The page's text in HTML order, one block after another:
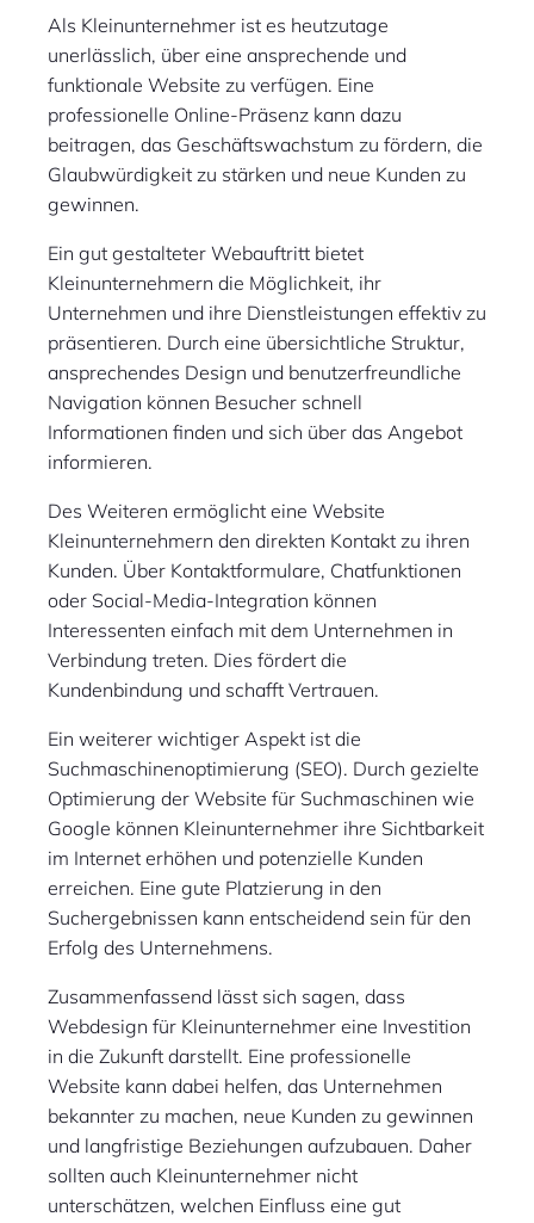
Als Kleinunternehmer ist es heutzutage
unerlässlich, über eine ansprechende und
funktionale Website zu verfügen. Eine
professionelle Online-Präsenz kann dazu
beitragen, das Geschäftswachstum zu fördern, die
Glaubwürdigkeit zu stärken und neue Kunden zu
gewinnen.
Ein gut gestalteter Webauftritt bietet
Kleinunternehmern die Möglichkeit, ihr
Unternehmen und ihre Dienstleistungen effektiv zu
präsentieren. Durch eine übersichtliche Struktur,
ansprechendes Design und benutzerfreundliche
Navigation können Besucher schnell
Informationen finden und sich über das Angebot
informieren.
Des Weiteren ermöglicht eine Website
Kleinunternehmern den direkten Kontakt zu ihren
Kunden. Über Kontaktformulare, Chatfunktionen
oder Social-Media-Integration können
Interessenten einfach mit dem Unternehmen in
Verbindung treten. Dies fördert die
Kundenbindung und schafft Vertrauen.
Ein weiterer wichtiger Aspekt ist die
Suchmaschinenoptimierung (SEO). Durch gezielte
Optimierung der Website für Suchmaschinen wie
Google können Kleinunternehmer ihre Sichtbarkeit
im Internet erhöhen und potenzielle Kunden
erreichen. Eine gute Platzierung in den
Suchergebnissen kann entscheidend sein für den
Erfolg des Unternehmens.
Zusammenfassend lässt sich sagen, dass
Webdesign für Kleinunternehmer eine Investition
in die Zukunft darstellt. Eine professionelle
Website kann dabei helfen, das Unternehmen
bekannter zu machen, neue Kunden zu gewinnen
und langfristige Beziehungen aufzubauen. Daher
sollten auch Kleinunternehmer nicht
unterschätzen, welchen Einfluss eine gut